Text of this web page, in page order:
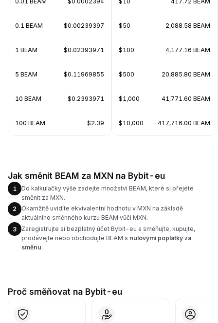
0.1 BEAM $0.00239397
1 BEAM $0.02393971
5 BEAM $0.11969855
10 BEAM $0.2393971
100 BEAM $2.39
$50 2,088.58 BEAM
$100 4,177.16 BEAM
$500 20,885.80 BEAM
$1,000 41,771.60 BEAM
$10,000 417,716.00 BEAM
Jak směnit BEAM za MXN na Bybit-eu
1
Do kalkulačky výše zadejte množství BEAM, které si přejete
směnit za MXN.
2
Okamžitě uvidíte ekvivalentní hodnotu v MXN na základě
aktuálního směnného kurzu BEAM vůči MXN.
3
Zaregistrujte si bezplatný účet Bybit-eu a směňujte, kupujte,
prodávejte nebo obchodujte BEAM s nulovými poplatky za
směnu.
Proč směňovat na Bybit-eu